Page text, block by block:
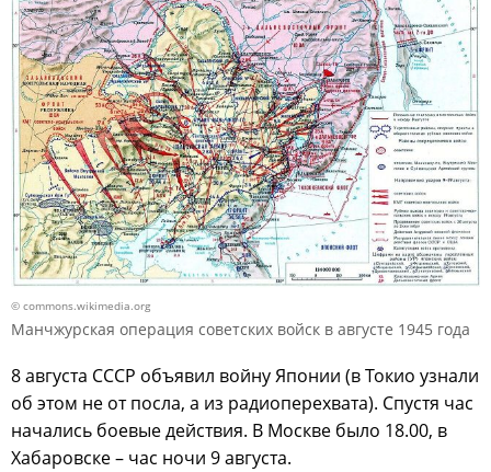
© commons.wikimedia.org
Манчжурская операция советских войск в августе 1945 года
8 августа СССР объявил войну Японии (в Токио узнали
об этом не от посла, а из радиоперехвата). Спустя час
начались боевые действия. В Москве было 18.00, в
Хабаровске – час ночи 9 августа.